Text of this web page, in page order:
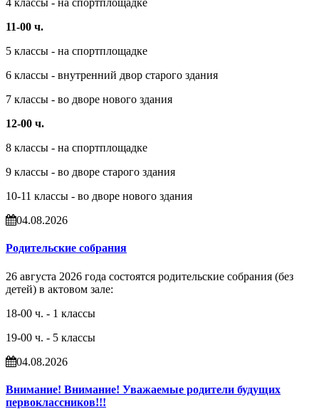
4 классы - на спортплощадке
11-00 ч.
5 классы - на спортплощадке
6 классы - внутренний двор старого здания
7 классы - во дворе нового здания
12-00 ч.
8 классы - на спортплощадке
9 классы - во дворе старого здания
10-11 классы - во дворе нового здания
04.08.2026
Родительские собрания
26 августа 2026 года состоятся родительские собрания (без
детей) в актовом зале:
18-00 ч. - 1 классы
19-00 ч. - 5 классы
04.08.2026
Внимание! Внимание! Уважаемые родители будущих
первоклассников!!!